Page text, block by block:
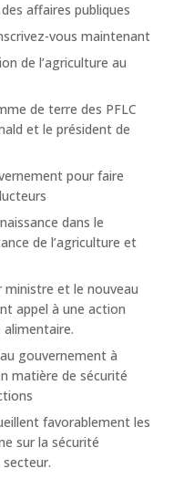
affaires publiques
vous maintenant
de l’agriculture au
de terre des PFLC
et le président de
pour faire
dans le
de l’agriculture et
ministre et le nouveau
appel à une action
gouvernement à
matière de sécurité
favorablement les
sur la sécurité